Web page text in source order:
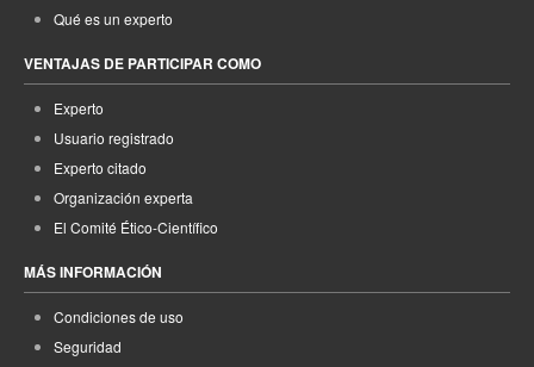
Qué es un experto
VENTAJAS DE PARTICIPAR COMO
Experto
Usuario registrado
Experto citado
Organización experta
El Comité Ético-Científico
MÁS INFORMACIÓN
Condiciones de uso
Seguridad